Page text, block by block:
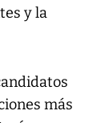
y la
más